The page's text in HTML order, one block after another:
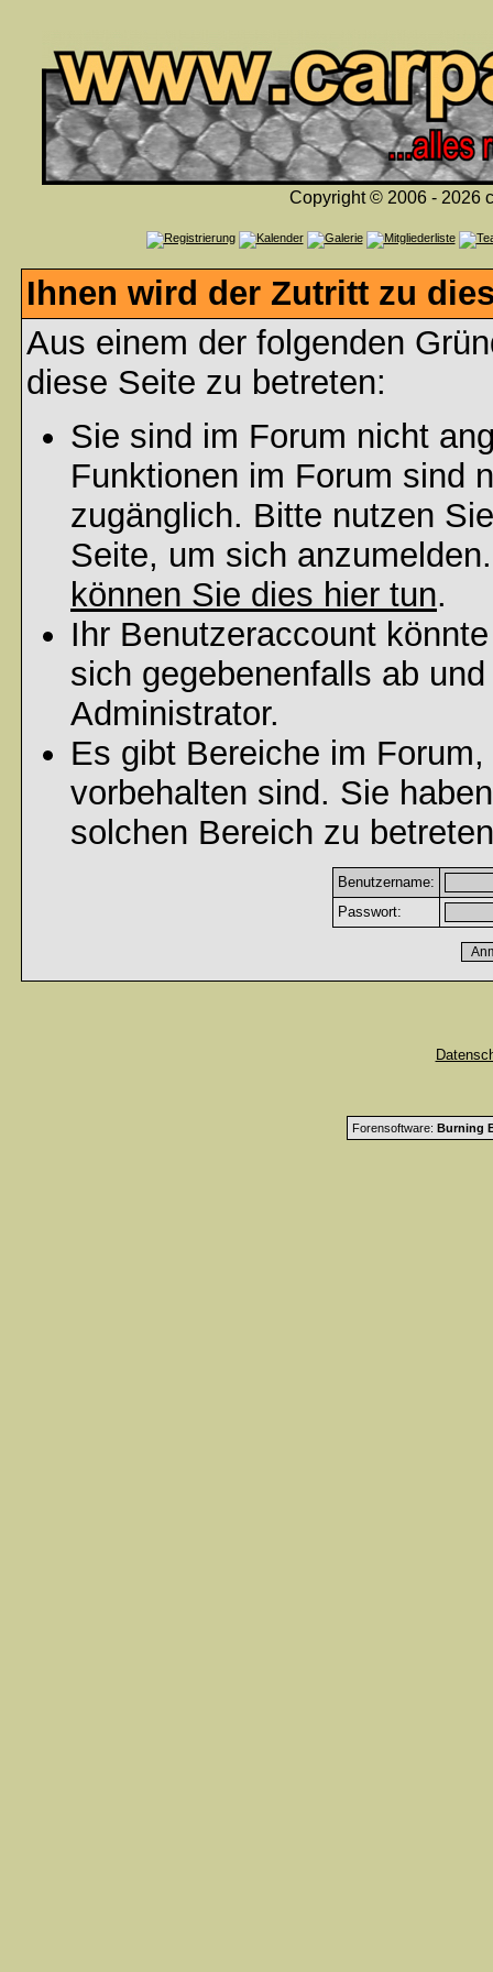
Copyright © 2006 - 2026
Ihnen wird der Zutritt zu
Aus einem der folgenden
diese Seite zu betreten:
Sie sind im Forum nicht
Funktionen im Forum sind
zugänglich. Bitte nutzen
Seite, um sich
können Sie dies hier tun.
Ihr Benutzeraccount
sich gegebenenfalls ab
Administrator.
Es gibt Bereiche im
vorbehalten sind. Sie
solchen Bereich zu
Benutzername:
Passwort:
Forensoftware: Burning